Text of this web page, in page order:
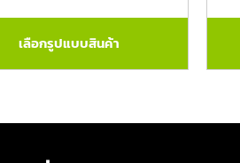
เลือกรูปแบบสินค้า